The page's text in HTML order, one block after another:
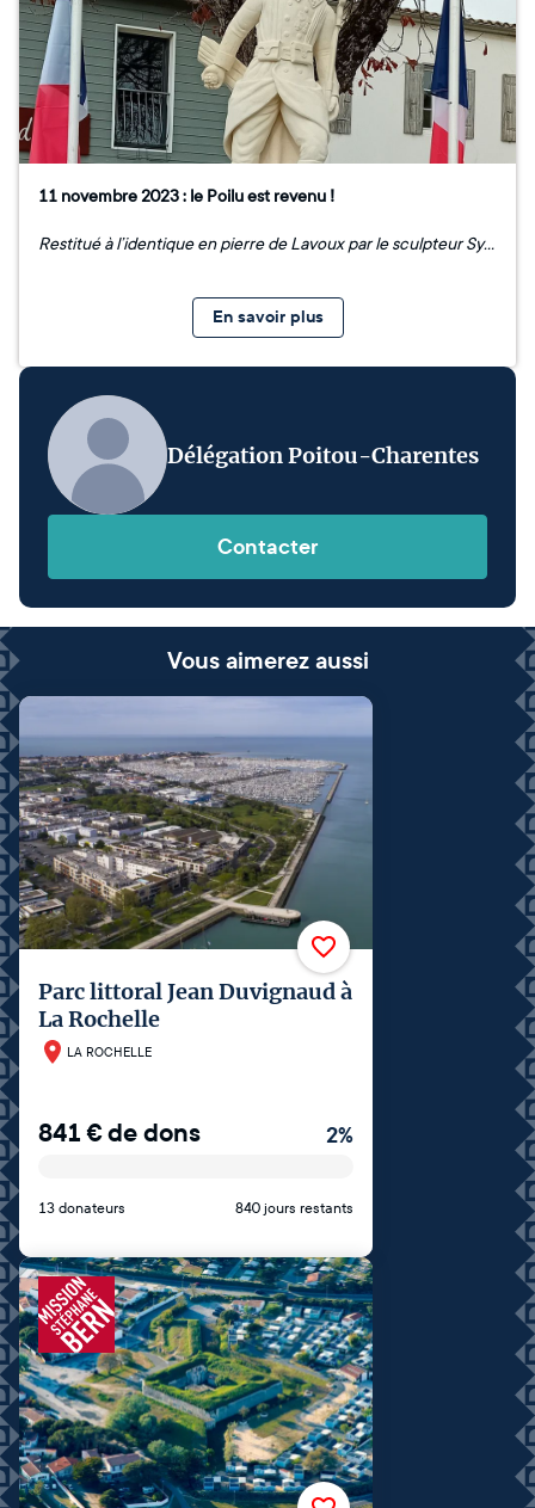
11 novembre 2023 : le Poilu est revenu !
Restitué à l’identique en pierre de Lavoux par le sculpteur Sylvain Raud, le Poilu de Lauzières fut dévoilé lors de la cérémonie commémorative du 11 novembre, en présence de Marc Maigné, maire de Nieul-sur-Mer, de Christophe de Calbiac, délégué de la Fondation du patrimoine, et de représentants du Souvenir français. Un grand merci aux généreux donateurs, venus nombreux admirer le grenadier de retour sous le marronnier.
En savoir plus
Délégation Poitou-Charentes
Contacter
Vous aimerez aussi
Parc littoral Jean Duvignaud à
La Rochelle
LA ROCHELLE
841€de dons 2%
13 donateurs 840 jours restants